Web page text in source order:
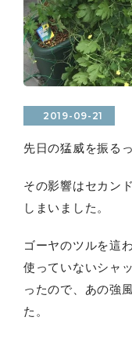
2019-09-21
先日の猛威を振る
その影響はセカン
しまいました。
ゴーヤのツルを這
使っていないシャ
ったので、あの強
た。